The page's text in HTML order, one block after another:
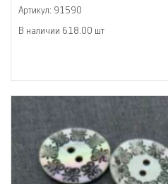
Артикул: 91590
В наличии 618.00 шт